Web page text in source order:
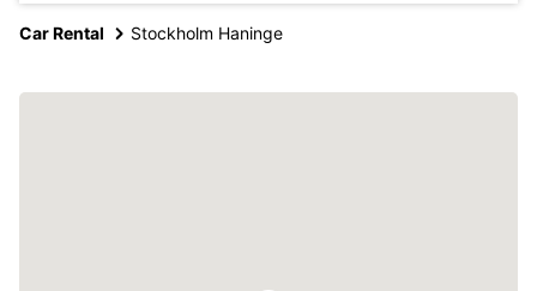
Car Rental Stockholm Haninge